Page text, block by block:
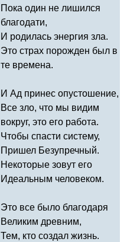
Пока один не лишился
благодати,
И родилась энергия зла.
Это страх порожден был в
те времена.
И Ад принес опустошение,
Все зло, что мы видим
вокруг, это его работа.
Чтобы спасти систему,
Пришел Безупречный.
Некоторые зовут его
Идеальным человеком.
Это все было благодаря
Великим древним,
Тем, кто создал жизнь.